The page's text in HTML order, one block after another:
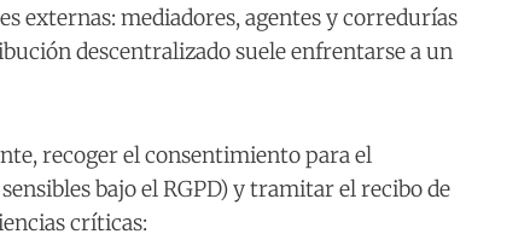
externas: mediadores, agentes y corredurías
descentralizado suele enfrentarse a un
recoger el consentimiento para el
bajo el RGPD) y tramitar el recibo de
críticas: